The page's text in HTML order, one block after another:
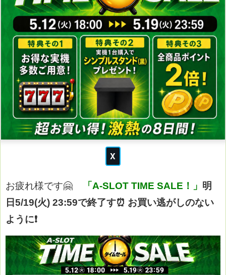
お疲れ様です🤗 「A-SLOT TIME SALE！」 明
日5/19(火) 23:59で終了す⏰ お買い逃がしのない
ように❗